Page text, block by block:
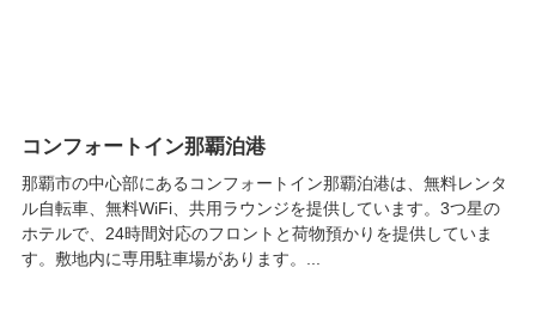
コンフォートイン那覇泊港
那覇市の中心部にあるコンフォートイン那覇泊港は、無料レンタ
ル自転車、無料WiFi、共用ラウンジを提供しています。3つ星の
ホテルで、24時間対応のフロントと荷物預かりを提供していま
す。敷地内に専用駐車場があります。...